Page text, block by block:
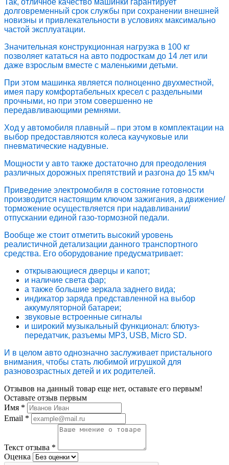
Так, отличное качество машинки гарантирует
долговременный срок службы при сохранении внешней
новизны и привлекательности в условиях максимально
частой эксплуатации.
Значительная конструкционная нагрузка в 100 кг
позволяет кататься на авто подросткам до 14 лет или
даже взрослым вместе с маленькими детьми.
При этом машинка является полноценно двухместной,
имея пару комфортабельных кресел с раздельными
прочными, но при этом совершенно не
передавливающими ремнями.
Ход у автомобиля плавный ̶ при этом в комплектации на
выбор предоставляются колеса каучуковые или
пневматические надувные.
Мощности у авто также достаточно для преодоления
различных дорожных препятствий и разгона до 15 км/ч
Приведение электромобиля в состояние готовности
производится настоящим ключом зажигания, а движение/
торможение осуществляется при надавливании/
отпускании единой газо-тормозной педали.
Вообще же стоит отметить высокий уровень
реалистичной детализации данного транспортного
средства. Его оборудование предусматривает:
открывающиеся дверцы и капот;
и наличие света фар;
а также большие зеркала заднего вида;
индикатор заряда представленной на выбор
аккумуляторной батареи;
звуковые встроенные сигналы
и широкий музыкальный функционал: блютуз-
передатчик, разъемы MP3, USB, Micro SD.
И в целом авто однозначно заслуживает пристального
внимания, чтобы стать любимой игрушкой для
разновозрастных детей и их родителей.
Отзывов на данный товар еще нет, оставьте его первым!
Оставьте отзыв первым
Имя *
Email *
Текст отзыва *
Оценка